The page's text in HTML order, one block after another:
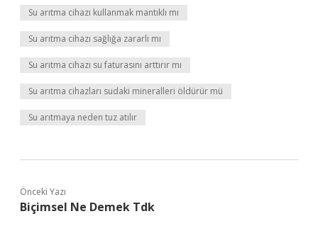
Su arıtma cihazı kullanmak mantıklı mı
Su arıtma cihazı sağlığa zararlı mı
Su arıtma cihazı su faturasını arttırır mı
Su arıtma cihazları sudaki mineralleri öldürür mü
Su arıtmaya neden tuz atılır
Önceki Yazı
Biçimsel Ne Demek Tdk